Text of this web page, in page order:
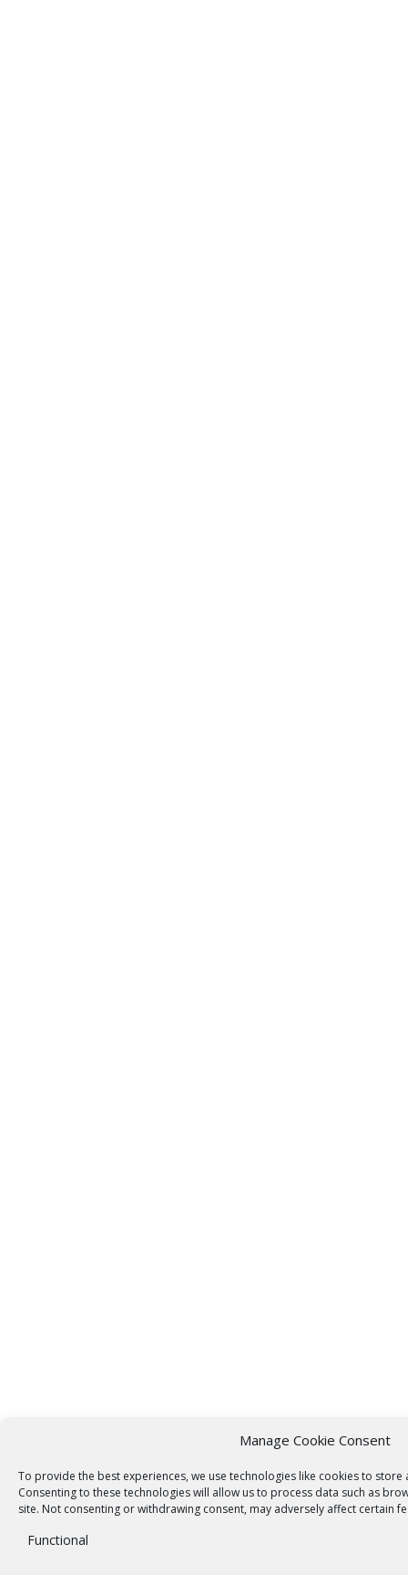
Manage Cookie Consent
To provide the best experiences, we use technologies like cookies to
Consenting to these technologies will allow us to process data such as
site. Not consenting or withdrawing consent, may adversely affect certain
Functional